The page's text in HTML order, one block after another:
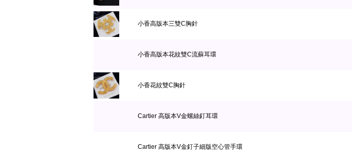
小香高版本三雙C胸針
小香高版本花紋雙C流蘇耳環
小香花紋雙C胸針
Cartier 高版本V金螺絲釘耳環
Cartier 高版本V金釘子細版空心管手環